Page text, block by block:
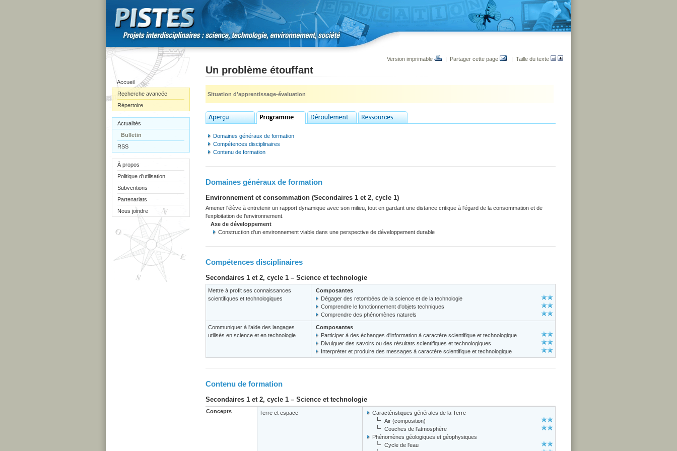
Accueil
Recherche avancée
Répertoire
Actualités
Bulletin
RSS
À propos
Politique d'utilisation
Subventions
Partenariats
Nous joindre
Version imprimable | Partager cette page | Taille du texte
Un problème étouffant
Situation d'apprentissage-évaluation
Domaines généraux de formation
Compétences disciplinaires
Contenu de formation
Domaines généraux de formation
Environnement et consommation (Secondaires 1 et 2, cycle 1)
Amener l'élève à entretenir un rapport dynamique avec son milieu, tout en gardant une distance critique à l'égard de la consommation et de
l'exploitation de l'environnement.
Axe de développement
Construction d'un environnement viable dans une perspective de développement durable
Compétences disciplinaires
Secondaires 1 et 2, cycle 1 – Science et technologie
Mettre à profit ses connaissances
scientifiques et technologiques
Composantes
Dégager des retombées de la science et de la technologie
Comprendre le fonctionnement d'objets techniques
Comprendre des phénomènes naturels
Communiquer à l'aide des langages
utilisés en science et en technologie
Composantes
Participer à des échanges d'information à caractère scientifique et technologique
Divulguer des savoirs ou des résultats scientifiques et technologiques
Interpréter et produire des messages à caractère scientifique et technologique
Contenu de formation
Secondaires 1 et 2, cycle 1 – Science et technologie
Concepts Terre et espace
Caractéristiques générales de la Terre
Air (composition)
Couches de l'atmosphère
Phénomènes géologiques et géophysiques
Cycle de l'eau